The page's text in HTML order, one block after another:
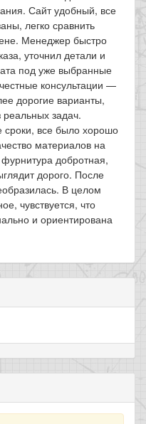
Сайт удобный, все
легко сравнить
Менеджер быстро
уточнил детали и
под уже выбранные
консультации —
дорогие варианты,
реальных задач.
сроки, все было хорошо
материалов на
добротная,
дорого. После
В целом
чувствуется, что
и ориентирована